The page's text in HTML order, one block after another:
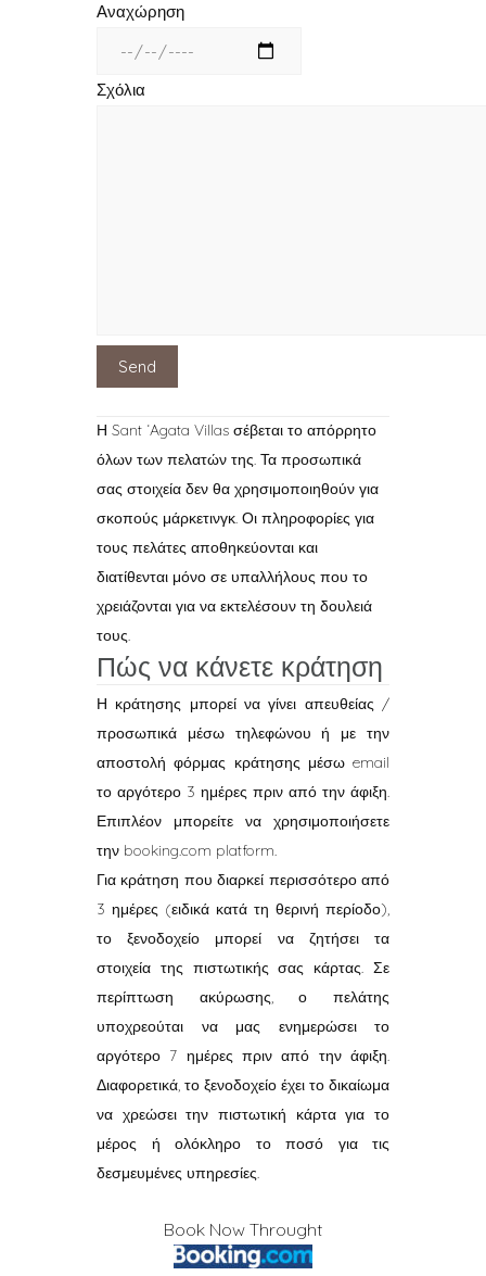
Αναχώρηση
Σχόλια
Η Sant ‘Agata Villas σέβεται το απόρρητο
όλων των πελατών της. Τα προσωπικά
σας στοιχεία δεν θα χρησιμοποιηθούν για
σκοπούς μάρκετινγκ. Οι πληροφορίες για
τους πελάτες αποθηκεύονται και
διατίθενται μόνο σε υπαλλήλους που το
χρειάζονται για να εκτελέσουν τη δουλειά
τους.
Πώς να κάνετε κράτηση
Η κράτησης μπορεί να γίνει απευθείας /
προσωπικά μέσω τηλεφώνου ή με την
αποστολή φόρμας κράτησης μέσω email
το αργότερο 3 ημέρες πριν από την άφιξη.
Επιπλέον μπορείτε να χρησιμοποιήσετε
την booking.com platform.
Για κράτηση που διαρκεί περισσότερο από
3 ημέρες (ειδικά κατά τη θερινή περίοδο),
το ξενοδοχείο μπορεί να ζητήσει τα
στοιχεία της πιστωτικής σας κάρτας. Σε
περίπτωση ακύρωσης, ο πελάτης
υποχρεούται να μας ενημερώσει το
αργότερο 7 ημέρες πριν από την άφιξη.
Διαφορετικά, το ξενοδοχείο έχει το δικαίωμα
να χρεώσει την πιστωτική κάρτα για το
μέρος ή ολόκληρο το ποσό για τις
δεσμευμένες υπηρεσίες.
Book Now Throught